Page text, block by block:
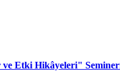
ve Etki Hikâyeleri"